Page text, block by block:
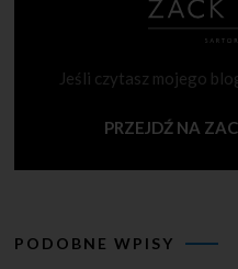
Jeśli czytasz mojego
PRZEJDŹ NA
PODOBNE WPISY